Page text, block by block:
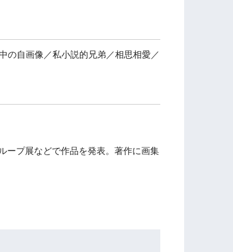
の自画像／私小説的兄弟／相思相愛／
ープ展などで作品を発表。著作に画集